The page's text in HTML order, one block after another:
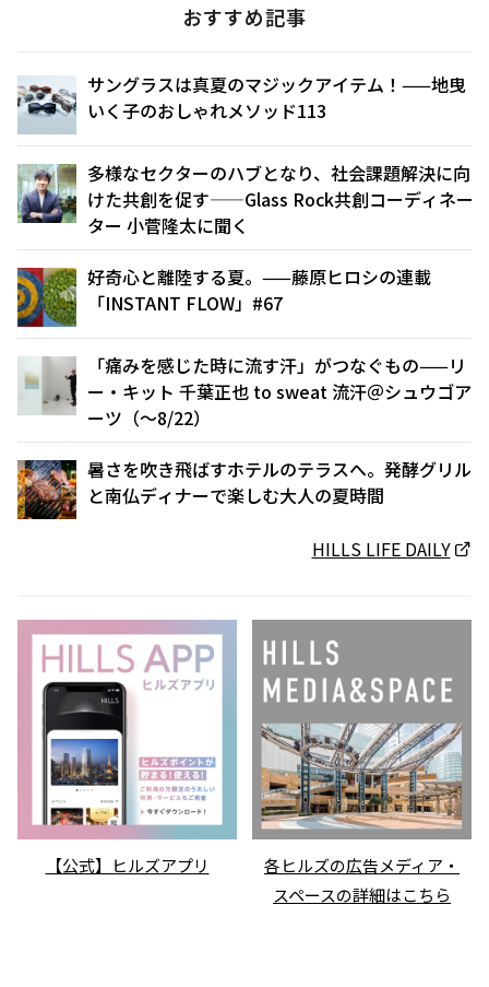
おすすめ記事
サングラスは真夏のマジックアイテム！——地曳
いく子のおしゃれメソッド113
多様なセクターのハブとなり、社会課題解決に向
けた共創を促す——Glass Rock共創コーディネー
ター 小菅隆太に聞く
好奇心と離陸する夏。——藤原ヒロシの連載
「INSTANT FLOW」#67
「痛みを感じた時に流す汗」がつなぐもの——リ
ー・キット 千葉正也 to sweat 流汗＠シュウゴア
ーツ（〜8/22）
暑さを吹き飛ばすホテルのテラスへ。発酵グリル
と南仏ディナーで楽しむ大人の夏時間
HILLS LIFE DAILY
【公式】ヒルズアプリ
各ヒルズの広告メディア・
スペースの詳細はこちら